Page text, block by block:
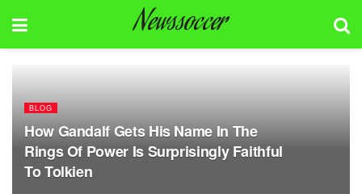
Newssoccer
BLOG
How Gandalf Gets His Name In The
Rings Of Power Is Surprisingly Faithful
To Tolkien